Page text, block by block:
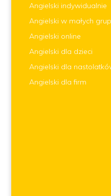
Angielski indywidualnie
Angielski w małych
Angielski online
Angielski dla dzieci
Angielski dla
Angielski dla firm